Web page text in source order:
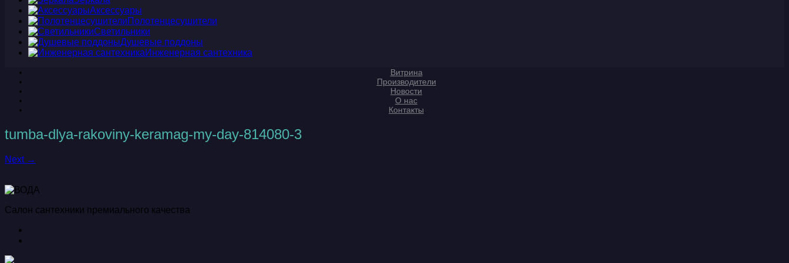
Аксессуары
Полотенцесушители
Светильники
Душевые поддоны
Инженерная сантехника
Витрина
Производители
Новости
О нас
Контакты
tumba-dlya-rakoviny-keramag-my-day-814080-3
Next →
Салон сантехники премиального качества